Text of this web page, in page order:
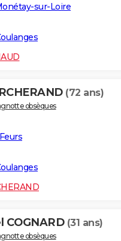
sur-Loire
(72 ans)
obsèques
Feurs
COGNARD (31 ans)
obsèques